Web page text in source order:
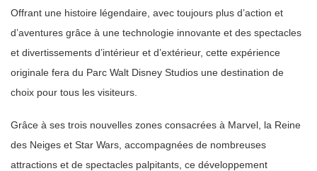
Offrant une histoire légendaire, avec toujours plus d’action et
d’aventures grâce à une technologie innovante et des spectacles
et divertissements d’intérieur et d’extérieur, cette expérience
originale fera du Parc Walt Disney Studios une destination de
choix pour tous les visiteurs.
Grâce à ses trois nouvelles zones consacrées à Marvel, la Reine
des Neiges et Star Wars, accompagnées de nombreuses
attractions et de spectacles palpitants, ce développement